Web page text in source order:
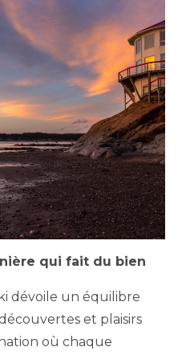
qui fait du bien
dévoile un équilibre
et plaisirs
où chaque